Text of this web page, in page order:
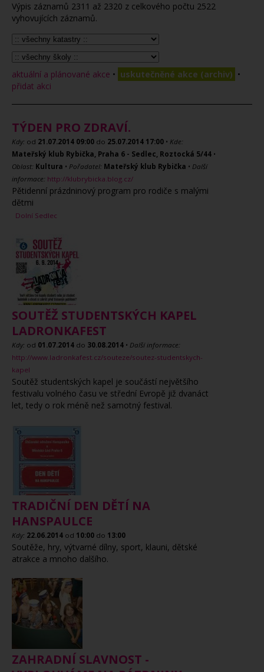
Výpis záznamů 2311 až 2320 z celkového počtu 2522
vyhovujících záznamů.
aktuální a plánované akce • uskutečněné akce (archiv) •
přidat akci
TÝDEN PRO ZDRAVÍ.
Kdy: od 21.07.2014 09:00 do 25.07.2014 17:00 • Kde:
Mateřský klub Rybička, Praha 6 - Sedlec, Roztocká 5/44 •
Oblast: Kultura • Pořadatel: Mateřský klub Rybička • Další
informace: http://klubrybicka.blog.cz/
Pětidenní prázdninový program pro rodiče s malými
dětmi
Dolní Sedlec
SOUTĚŽ STUDENTSKÝCH KAPEL
LADRONKAFEST
Kdy: od 01.07.2014 do 30.08.2014 • Další informace:
http://www.ladronkafest.cz/souteze/soutez-studentskych-
kapel
Soutěž studentských kapel je součástí největšího
festivalu volného času ve střední Evropě již dvanáct
let, tedy o rok méně než samotný festival.
TRADIČNÍ DEN DĚTÍ NA
HANSPAULCE
Kdy: 22.06.2014 od 10:00 do 13:00
Soutěže, hry, výtvarné dílny, sport, klauni, dětské
atrakce a mnoho dalšího.
ZAHRADNÍ SLAVNOST -